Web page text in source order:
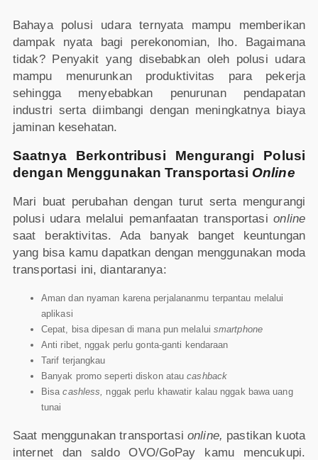
Bahaya polusi udara ternyata mampu memberikan
dampak nyata bagi perekonomian, lho. Bagaimana
tidak? Penyakit yang disebabkan oleh polusi udara
mampu menurunkan produktivitas para pekerja
sehingga menyebabkan penurunan pendapatan
industri serta diimbangi dengan meningkatnya biaya
jaminan kesehatan.
Saatnya Berkontribusi Mengurangi Polusi
dengan Menggunakan Transportasi Online
Mari buat perubahan dengan turut serta mengurangi
polusi udara melalui pemanfaatan transportasionline
saat beraktivitas. Ada banyak banget keuntungan
yang bisa kamu dapatkan dengan menggunakan moda
transportasi ini, diantaranya:
Aman dan nyaman karena perjalananmu terpantau melalui
aplikasi
Cepat, bisa dipesan di mana pun melalui smartphone
Anti ribet, nggak perlu gonta-ganti kendaraan
Tarif terjangkau
Banyak promo seperti diskon ataucashback
Bisacashless,
nggak perlu khawatir kalau nggak bawa uang
tunai
Saat menggunakan transportasionline, pastikan kuota
internet dan saldo OVO/GoPay kamu mencukupi.